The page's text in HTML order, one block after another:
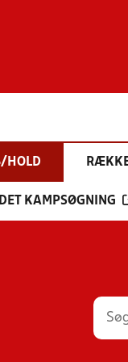
HOLD
KAMPSØGNING